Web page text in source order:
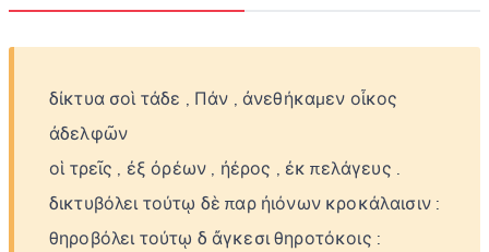
δίκτυα σοὶ τάδε Πάν ἀνεθήκαμεν οἶκος
ἀδελφῶν
οἱ τρεῖς ἐξ ὀρέων ἠέρος ἐκ πελάγευς
δικτυβόλει τούτῳ δὲ παρ ἠιόνων κροκάλαισιν :
θηροβόλει τούτῳ δ ἄγκεσι θηροτόκοις :